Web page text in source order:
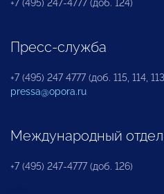
+7 (495) 247-4777 (доб. 124)
Пресс-служба
+7 (495) 247 4777 (доб. 115, 114,
pressa@opora.ru
Международный
+7 (495) 247-4777 (доб. 126)